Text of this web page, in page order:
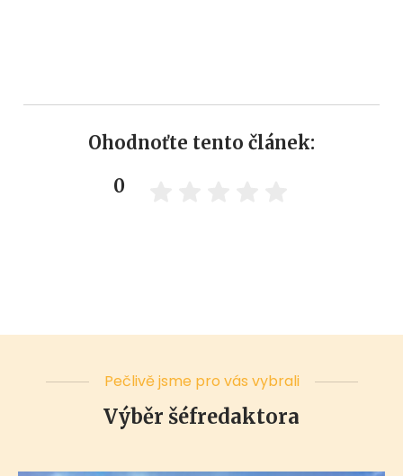
Ohodnoťte tento článek:
0
Pečlivě jsme pro vás vybrali
Výběr šéfredaktora